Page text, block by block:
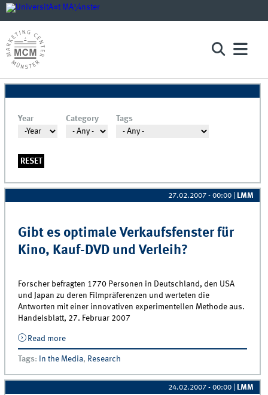
Year
Year
Year
Category Tags
27.02.2007 - 00:00 LMM
Gibt es optimale Verkaufsfenster für
Kino, Kauf-DVD und Verleih?
Forscher befragten 1770 Personen in Deutschland, den USA
und Japan zu deren Filmpräferenzen und werteten die
Antworten mit einer innovativen experimentellen Methode aus.
Handelsblatt, 27. Februar 2007
Read moreabout Gibt es optimale Verkaufsfenster für Kino, Kauf-
DVD und Verleih?
Tags: In the Media, Research
24.02.2007 - 00:00 LMM